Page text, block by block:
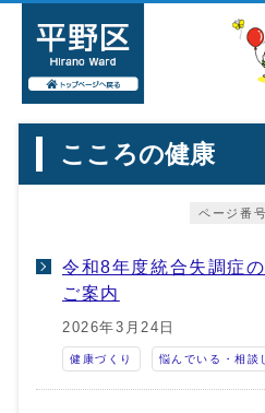
こころの健康
ページ番
令和8年度統合失調症
ご案内
2026年3月24日
健康づくり 悩んでいる・相談